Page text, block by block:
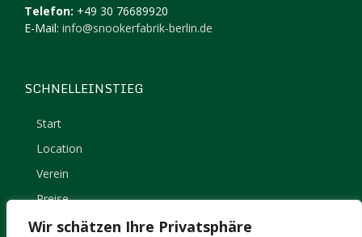
Wir schätzen Ihre Privatsphäre
Telefon: +49 30 76689920
E-Mail: info@snookerfabrik-berlin.de
SCHNELLEINSTIEG
Start
Location
Verein
Preise
Kontakt